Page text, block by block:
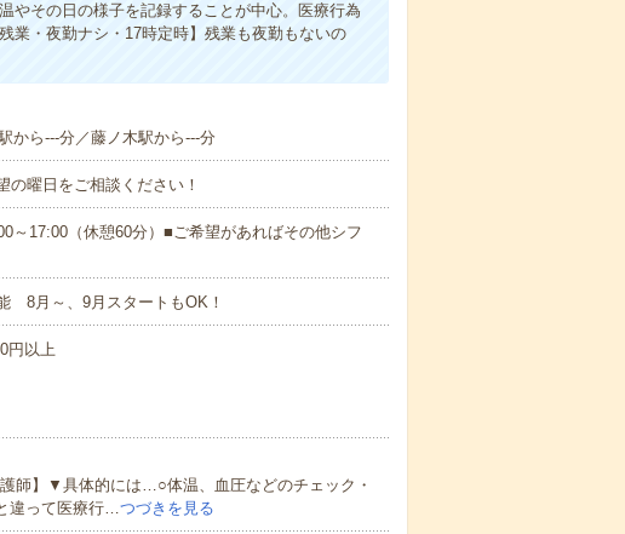
やその日の様子を記録することが中心。医療行為
業・夜勤ナシ・17時定時】残業も夜勤もないの
から---分／藤ノ木駅から---分
曜日をご相談ください！
～17:00（休憩60分）■ご希望があればその他シフ
8月～、9月スタートもOK！
円以上
師】▼具体的には…○体温、血圧などのチェック・
違って医療行…つづきを見る